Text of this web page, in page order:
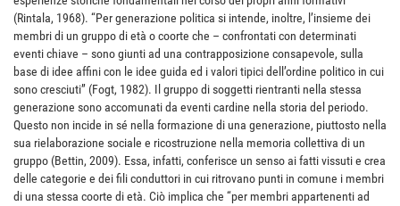
(Rintala, 1968). “Per generazione politica si intende, inoltre, l’insieme dei
membri di un gruppo di età o coorte che – confrontati con determinati
eventi chiave – sono giunti ad una contrapposizione consapevole, sulla
base di idee affini con le idee guida ed i valori tipici dell’ordine politico in cui
sono cresciuti” (Fogt, 1982). Il gruppo di soggetti rientranti nella stessa
generazione sono accomunati da eventi cardine nella storia del periodo.
Questo non incide in sé nella formazione di una generazione, piuttosto nella
sua rielaborazione sociale e ricostruzione nella memoria collettiva di un
gruppo (Bettin, 2009). Essa, infatti, conferisce un senso ai fatti vissuti e crea
delle categorie e dei fili conduttori in cui ritrovano punti in comune i membri
di una stessa coorte di età. Ciò implica che “per membri appartenenti ad